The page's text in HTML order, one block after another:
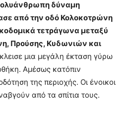
δύναμη
από την οδό Κολοκοτρώνη
τετράγωνα μεταξύ
Προύσης, Κυδωνιών και
μια μεγάλη έκταση γύρω
Αμέσως κατόπιν
της περιοχής. Οι ένοικοι
από τα σπίτια τους.